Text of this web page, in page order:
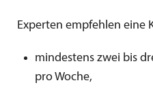
Experten empfehlen eine
mindestens zwei bis
pro Woche,